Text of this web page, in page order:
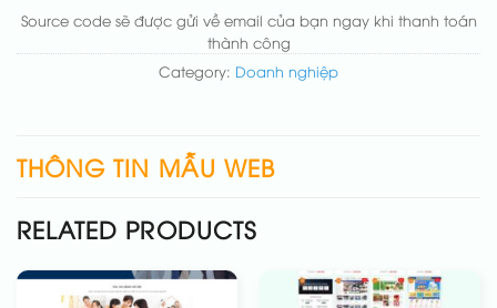
Source code sẽ được gửi về email của bạn ngay khi thanh toán
thành công
Category: Doanh nghiệp
THÔNG TIN MẪU WEB
RELATED PRODUCTS